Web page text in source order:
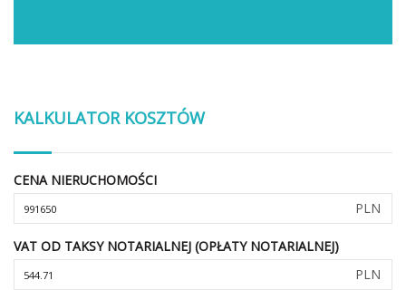
KALKULATOR KOSZTÓW
CENA NIERUCHOMOŚCI
PLN
VAT OD TAKSY NOTARIALNEJ (OPŁATY NOTARIALNEJ)
PLN